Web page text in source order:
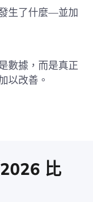
生了什麼—並加
數據，而是真正
以改善。
比